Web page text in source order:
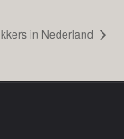
in Nederland